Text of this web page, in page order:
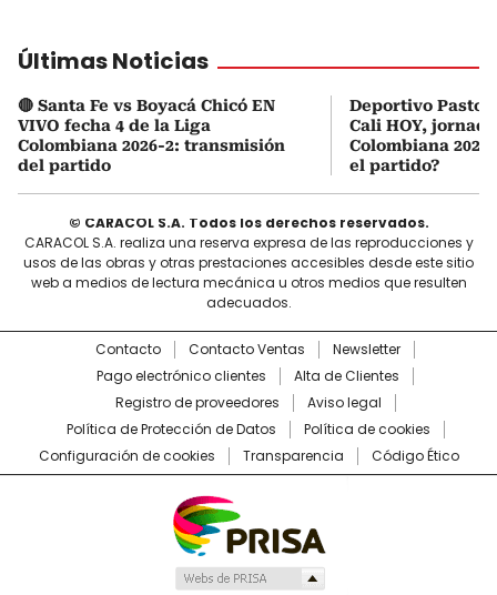
Últimas Noticias
🔴 Santa Fe vs Boyacá Chicó EN
VIVO fecha 4 de la Liga
Colombiana 2026-2: transmisión
del partido
Deportivo Pasto
Cali HOY,
Colombiana
el partido?
© CARACOL S.A. Todos los derechos reservados.
CARACOL S.A. realiza una reserva expresa de las reproducciones y
usos de las obras y otras prestaciones accesibles desde este sitio
web a medios de lectura mecánica u otros medios que resulten
adecuados.
Contacto Contacto Ventas
Newsletter
Pago electrónico clientes
Alta de Clientes
Registro de proveedores
Aviso legal
Política de Protección de Datos
Política de cookies
Configuración de cookies
Transparencia Código Ético